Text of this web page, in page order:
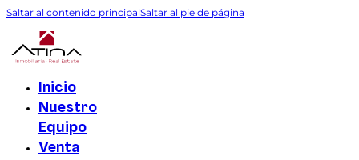
Saltar al contenido principalSaltar al pie de página
Inicio
Nuestro
Equipo
Venta